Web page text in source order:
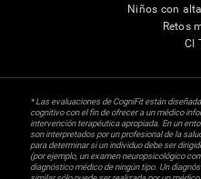
Niños con
Retos
CI
* Las evaluaciones de CogniFit están
cognitivo con el fin de ofrecer a un médico
intervención terapéutica apropiada. En un
son interpretados por un profesional de la
para determinar si un individuo debe ser
(por ejemplo, un examen neuropsicológico
diagnóstico médico de ningún tipo. Un